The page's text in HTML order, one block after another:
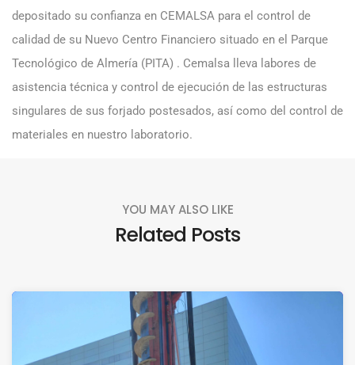
depositado su confianza en CEMALSA para el control de
calidad de su Nuevo Centro Financiero situado en el Parque
Tecnológico de Almería (PITA) . Cemalsa lleva labores de
asistencia técnica y control de ejecución de las estructuras
singulares de sus forjado postesados, así como del control de
materiales en nuestro laboratorio.
YOU MAY ALSO LIKE
Related Posts